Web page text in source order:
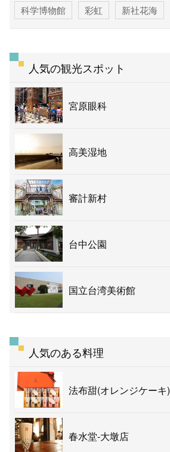
科学博物館
彩虹 新社花海
人気の観光スポット
宮原眼科
高美湿地
審計新村
台中公園
国立台湾美術館
人気のある料理
法布甜(オレンジケーキ)
春水堂-大墩店